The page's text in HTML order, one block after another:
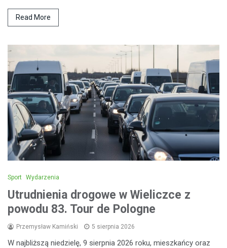
Read More
Sport Wydarzenia
Utrudnienia drogowe w Wieliczce z
powodu 83. Tour de Pologne
Przemysław Kamiński 5 sierpnia 2026
W najbliższą niedzielę, 9 sierpnia 2026 roku, mieszkańcy oraz